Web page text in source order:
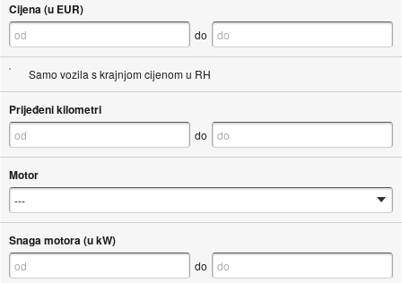
Cijena (u EUR)
do
Samo vozila s krajnjom cijenom u RH
Prijeđeni kilometri
do
Motor
Snaga motora (u kW)
do